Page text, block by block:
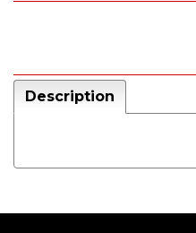
Description